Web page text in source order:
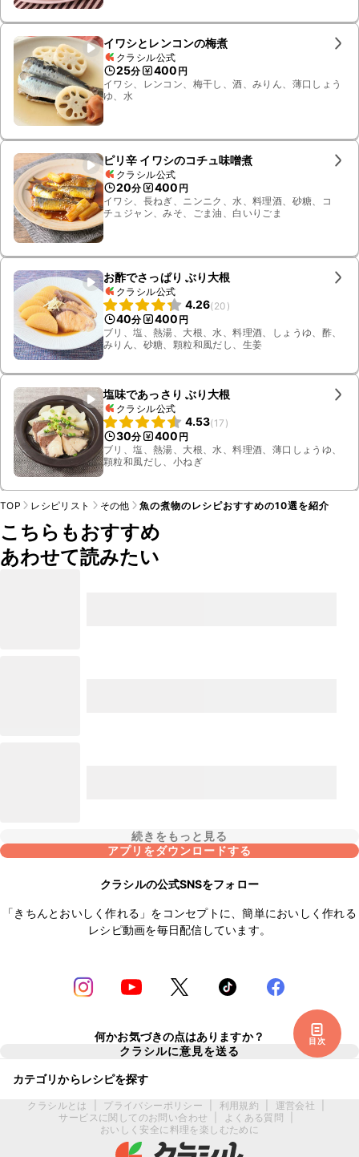
イワシとレンコンの梅煮
クラシル公式
25分 400 円
イワシ、レンコン、梅干し、酒、みりん、薄口しょう
ゆ、水
ピリ辛 イワシのコチュ味噌煮
クラシル公式
20分 400 円
イワシ、長ねぎ、ニンニク、水、料理酒、砂糖、コ
チュジャン、みそ、ごま油、白いりごま
お酢でさっぱり ぶり大根
クラシル公式
4.26(20 )
40分 400 円
ブリ、塩、熱湯、大根、水、料理酒、しょうゆ、酢、
みりん、砂糖、顆粒和風だし、生姜
塩味であっさり ぶり大根
クラシル公式
4.53(17 )
30分 400 円
ブリ、塩、熱湯、大根、水、料理酒、薄口しょうゆ、
顆粒和風だし、小ねぎ
目次
TOP レシピリスト その他 魚の煮物のレシピおすすめの10選を紹介
こちらもおすすめ
あわせて読みたい
続きをもっと見る
アプリをダウンロードする
クラシルの公式SNSをフォロー
「きちんとおいしく作れる」をコンセプトに、簡単においしく作れる
レシピ動画を毎日配信しています。
何かお気づきの点はありますか？
クラシルに意見を送る
カテゴリからレシピを探す
クラシルとは プライバシーポリシー 利用規約 運営会社
サービスに関してのお問い合わせ
よくある質問
おいしく安全に料理を楽しむために